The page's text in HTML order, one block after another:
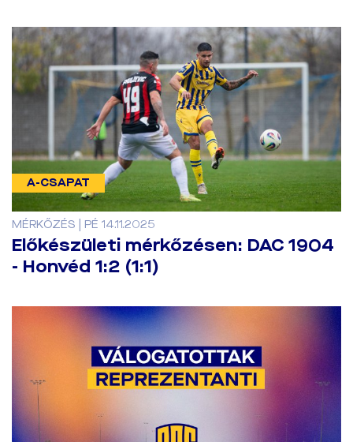
A-CSAPAT
MÉRKŐZÉS | PÉ 14.11.2025
Előkészületi mérkőzésen: DAC 1904
- Honvéd 1:2 (1:1)